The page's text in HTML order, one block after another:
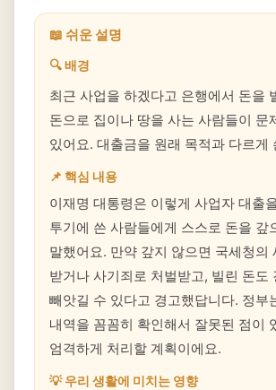
📖 쉬운 설명
🔍 배경
최근 사업을 하겠다고 은행에서 돈을
돈으로 집이나 땅을 사는 사람들이 문
있어요. 대출금을 원래 목적과 다르게
📌 핵심 내용
이재명 대통령은 이렇게 사업자 대출
투기에 쓴 사람들에게 스스로 돈을 갚
말했어요. 만약 갚지 않으면 국세청의
받거나 사기죄로 처벌받고, 빌린 돈도
빼앗길 수 있다고 경고했답니다. 정부
내역을 꼼꼼히 확인해서 잘못된 점이
엄격하게 처리할 계획이에요.
💡 우리 생활에 미치는 영향